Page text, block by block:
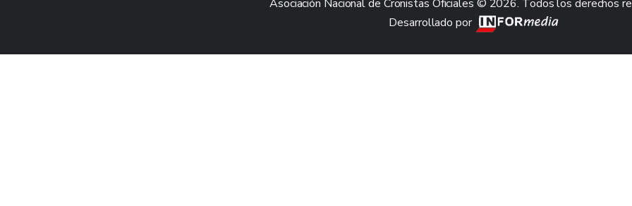
Asociación Nacional de Cronistas Oficiales © 2026. Todos los derechos
Desarrollado por